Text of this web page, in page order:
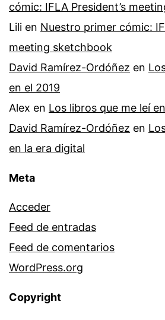
cómic: IFLA President’s
Lili en Nuestro primer cómic:
meeting sketchbook
David Ramírez-Ordóñez en
en el 2019
Alex en Los libros que me leí
David Ramírez-Ordóñez en
en la era digital
Meta
Acceder
Feed de entradas
Feed de comentarios
WordPress.org
Copyright